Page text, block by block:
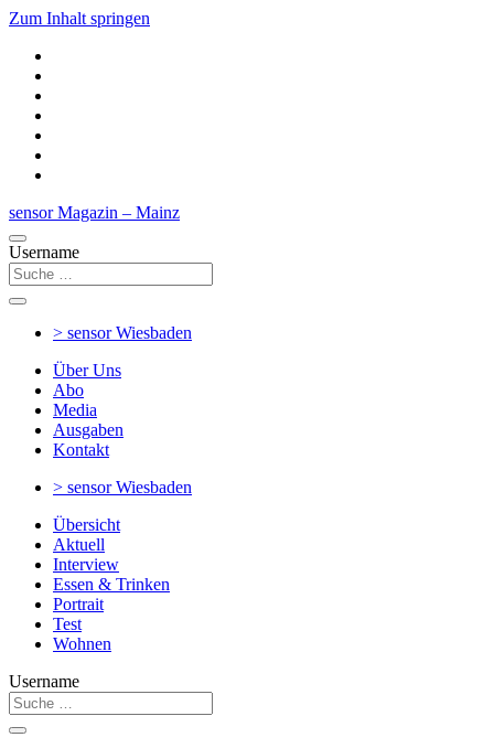
Zum Inhalt springen
sensor Magazin – Mainz
Username
> sensorWiesbaden
Über Uns
Abo
Media
Ausgaben
Kontakt
> sensorWiesbaden
Übersicht
Aktuell
Interview
Essen & Trinken
Portrait
Test
Wohnen
Username